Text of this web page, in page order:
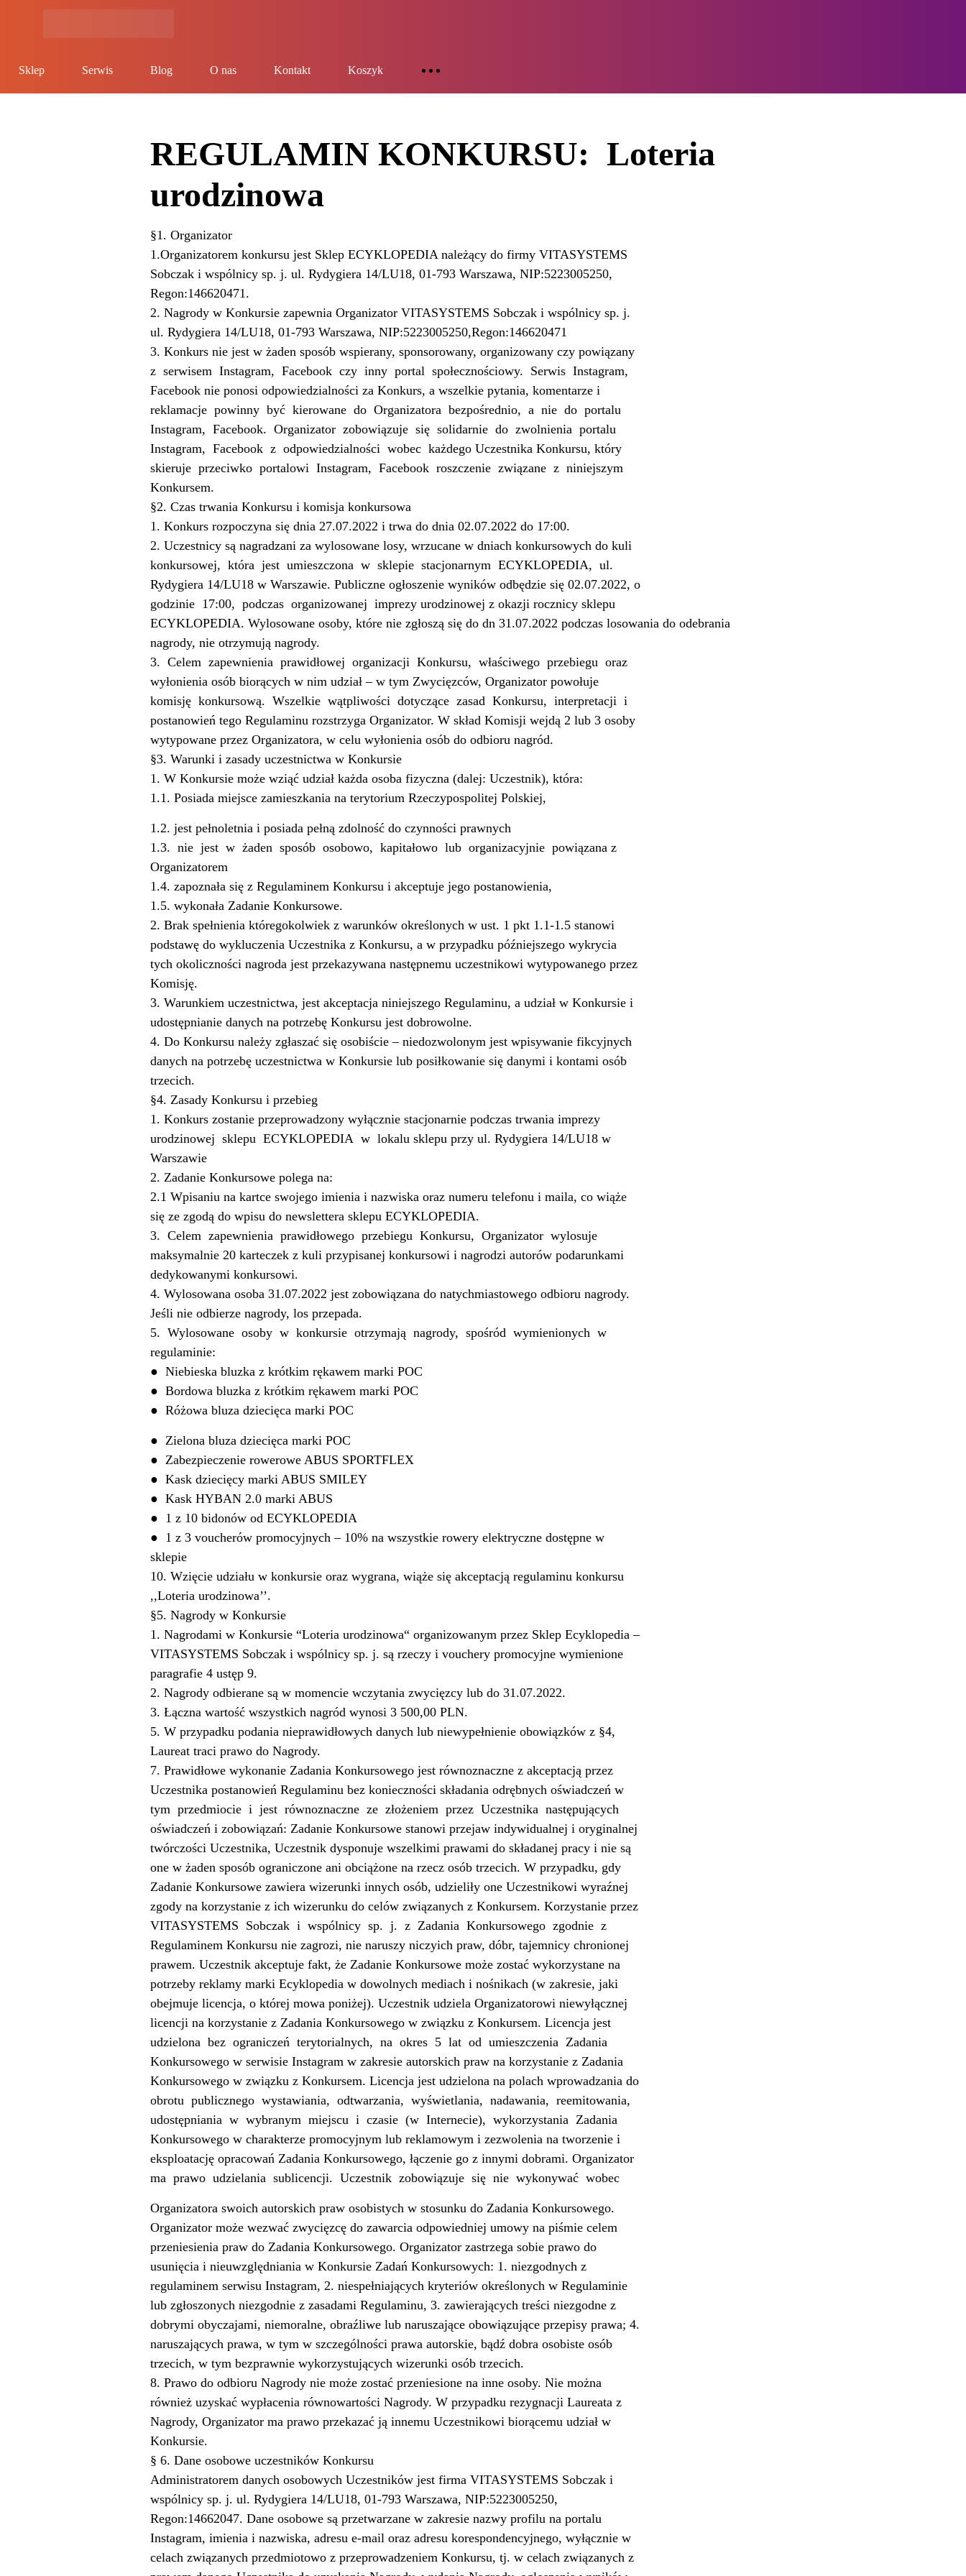
Sklep Serwis Blog O nas Kontakt Koszyk
REGULAMIN KONKURSU: Loteria
urodzinowa
§1. Organizator
1.Organizatorem konkursu jest Sklep ECYKLOPEDIA należący do firmy VITASYSTEMS
Sobczak i wspólnicy sp. j. ul. Rydygiera 14/LU18, 01-793 Warszawa, NIP:5223005250,
Regon:146620471.
2. Nagrody w Konkursie zapewnia Organizator VITASYSTEMS Sobczak i wspólnicy sp. j.
ul. Rydygiera 14/LU18, 01-793 Warszawa, NIP:5223005250,Regon:146620471
3. Konkurs nie jest w żaden sposób wspierany, sponsorowany, organizowany czy powiązany
z serwisem Instagram, Facebook czy inny portal społecznościowy. Serwis Instagram,
Facebook nie ponosi odpowiedzialności za Konkurs, a wszelkie pytania, komentarze i
reklamacje powinny być kierowane do Organizatora bezpośrednio, a nie do portalu
Instagram, Facebook. Organizator zobowiązuje się solidarnie do zwolnienia portalu
Instagram, Facebook z odpowiedzialności wobec każdego Uczestnika Konkursu, który
skieruje przeciwko portalowi Instagram, Facebook roszczenie związane z niniejszym
Konkursem.
§2. Czas trwania Konkursu i komisja konkursowa
1. Konkurs rozpoczyna się dnia 27.07.2022 i trwa do dnia 02.07.2022 do 17:00.
2. Uczestnicy są nagradzani za wylosowane losy, wrzucane w dniach konkursowych do kuli
konkursowej, która jest umieszczona w sklepie stacjonarnym ECYKLOPEDIA, ul.
Rydygiera 14/LU18 w Warszawie. Publiczne ogłoszenie wyników odbędzie się 02.07.2022, o
godzinie 17:00, podczas organizowanej imprezy urodzinowej z okazji rocznicy sklepu
ECYKLOPEDIA. Wylosowane osoby, które nie zgłoszą się do dn 31.07.2022 podczas losowania do odebrania
nagrody, nie otrzymują nagrody.
3. Celem zapewnienia prawidłowej organizacji Konkursu, właściwego przebiegu oraz
wyłonienia osób biorących w nim udział – w tym Zwycięzców, Organizator powołuje
komisję konkursową. Wszelkie wątpliwości dotyczące zasad Konkursu, interpretacji i
postanowień tego Regulaminu rozstrzyga Organizator. W skład Komisji wejdą 2 lub 3 osoby
wytypowane przez Organizatora, w celu wyłonienia osób do odbioru nagród.
§3. Warunki i zasady uczestnictwa w Konkursie
1. W Konkursie może wziąć udział każda osoba fizyczna (dalej: Uczestnik), która:
1.1. Posiada miejsce zamieszkania na terytorium Rzeczypospolitej Polskiej,
1.2. jest pełnoletnia i posiada pełną zdolność do czynności prawnych
1.3. nie jest w żaden sposób osobowo, kapitałowo lub organizacyjnie powiązana z
Organizatorem
1.4. zapoznała się z Regulaminem Konkursu i akceptuje jego postanowienia,
1.5. wykonała Zadanie Konkursowe.
2. Brak spełnienia któregokolwiek z warunków określonych w ust. 1 pkt 1.1-1.5 stanowi
podstawę do wykluczenia Uczestnika z Konkursu, a w przypadku późniejszego wykrycia
tych okoliczności nagroda jest przekazywana następnemu uczestnikowi wytypowanego przez
Komisję.
3. Warunkiem uczestnictwa, jest akceptacja niniejszego Regulaminu, a udział w Konkursie i
udostępnianie danych na potrzebę Konkursu jest dobrowolne.
4. Do Konkursu należy zgłaszać się osobiście – niedozwolonym jest wpisywanie fikcyjnych
danych na potrzebę uczestnictwa w Konkursie lub posiłkowanie się danymi i kontami osób
trzecich.
§4. Zasady Konkursu i przebieg
1. Konkurs zostanie przeprowadzony wyłącznie stacjonarnie podczas trwania imprezy
urodzinowej sklepu ECYKLOPEDIA w lokalu sklepu przy ul. Rydygiera 14/LU18 w
Warszawie
2. Zadanie Konkursowe polega na:
2.1 Wpisaniu na kartce swojego imienia i nazwiska oraz numeru telefonu i maila, co wiąże
się ze zgodą do wpisu do newslettera sklepu ECYKLOPEDIA.
3. Celem zapewnienia prawidłowego przebiegu Konkursu, Organizator wylosuje
maksymalnie 20 karteczek z kuli przypisanej konkursowi i nagrodzi autorów podarunkami
dedykowanymi konkursowi.
4. Wylosowana osoba 31.07.2022 jest zobowiązana do natychmiastowego odbioru nagrody.
Jeśli nie odbierze nagrody, los przepada.
5. Wylosowane osoby w konkursie otrzymają nagrody, spośród wymienionych w
regulaminie:
● Niebieska bluzka z krótkim rękawem marki POC
● Bordowa bluzka z krótkim rękawem marki POC
● Różowa bluza dziecięca marki POC
● Zielona bluza dziecięca marki POC
● Zabezpieczenie rowerowe ABUS SPORTFLEX
● Kask dziecięcy marki ABUS SMILEY
● Kask HYBAN 2.0 marki ABUS
● 1 z 10 bidonów od ECYKLOPEDIA
● 1 z 3 voucherów promocyjnych – 10% na wszystkie rowery elektryczne dostępne w
sklepie
10. Wzięcie udziału w konkursie oraz wygrana, wiąże się akceptacją regulaminu konkursu
,,Loteria urodzinowa’’.
§5. Nagrody w Konkursie
1. Nagrodami w Konkursie “Loteria urodzinowa“ organizowanym przez Sklep Ecyklopedia –
VITASYSTEMS Sobczak i wspólnicy sp. j. są rzeczy i vouchery promocyjne wymienione
paragrafie 4 ustęp 9.
2. Nagrody odbierane są w momencie wczytania zwycięzcy lub do 31.07.2022.
3. Łączna wartość wszystkich nagród wynosi 3 500,00 PLN.
5. W przypadku podania nieprawidłowych danych lub niewypełnienie obowiązków z §4,
Laureat traci prawo do Nagrody.
7. Prawidłowe wykonanie Zadania Konkursowego jest równoznaczne z akceptacją przez
Uczestnika postanowień Regulaminu bez konieczności składania odrębnych oświadczeń w
tym przedmiocie i jest równoznaczne ze złożeniem przez Uczestnika następujących
oświadczeń i zobowiązań: Zadanie Konkursowe stanowi przejaw indywidualnej i oryginalnej
twórczości Uczestnika, Uczestnik dysponuje wszelkimi prawami do składanej pracy i nie są
one w żaden sposób ograniczone ani obciążone na rzecz osób trzecich. W przypadku, gdy
Zadanie Konkursowe zawiera wizerunki innych osób, udzieliły one Uczestnikowi wyraźnej
zgody na korzystanie z ich wizerunku do celów związanych z Konkursem. Korzystanie przez
VITASYSTEMS Sobczak i wspólnicy sp. j. z Zadania Konkursowego zgodnie z
Regulaminem Konkursu nie zagrozi, nie naruszy niczyich praw, dóbr, tajemnicy chronionej
prawem. Uczestnik akceptuje fakt, że Zadanie Konkursowe może zostać wykorzystane na
potrzeby reklamy marki Ecyklopedia w dowolnych mediach i nośnikach (w zakresie, jaki
obejmuje licencja, o której mowa poniżej). Uczestnik udziela Organizatorowi niewyłącznej
licencji na korzystanie z Zadania Konkursowego w związku z Konkursem. Licencja jest
udzielona bez ograniczeń terytorialnych, na okres 5 lat od umieszczenia Zadania
Konkursowego w serwisie Instagram w zakresie autorskich praw na korzystanie z Zadania
Konkursowego w związku z Konkursem. Licencja jest udzielona na polach wprowadzania do
obrotu publicznego wystawiania, odtwarzania, wyświetlania, nadawania, reemitowania,
udostępniania w wybranym miejscu i czasie (w Internecie), wykorzystania Zadania
Konkursowego w charakterze promocyjnym lub reklamowym i zezwolenia na tworzenie i
eksploatację opracowań Zadania Konkursowego, łączenie go z innymi dobrami. Organizator
ma prawo udzielania sublicencji. Uczestnik zobowiązuje się nie wykonywać wobec
Organizatora swoich autorskich praw osobistych w stosunku do Zadania Konkursowego.
Organizator może wezwać zwycięzcę do zawarcia odpowiedniej umowy na piśmie celem
przeniesienia praw do Zadania Konkursowego. Organizator zastrzega sobie prawo do
usunięcia i nieuwzględniania w Konkursie Zadań Konkursowych: 1. niezgodnych z
regulaminem serwisu Instagram, 2. niespełniających kryteriów określonych w Regulaminie
lub zgłoszonych niezgodnie z zasadami Regulaminu, 3. zawierających treści niezgodne z
dobrymi obyczajami, niemoralne, obraźliwe lub naruszające obowiązujące przepisy prawa; 4.
naruszających prawa, w tym w szczególności prawa autorskie, bądź dobra osobiste osób
trzecich, w tym bezprawnie wykorzystujących wizerunki osób trzecich.
8. Prawo do odbioru Nagrody nie może zostać przeniesione na inne osoby. Nie można
również uzyskać wypłacenia równowartości Nagrody. W przypadku rezygnacji Laureata z
Nagrody, Organizator ma prawo przekazać ją innemu Uczestnikowi biorącemu udział w
Konkursie.
§ 6. Dane osobowe uczestników Konkursu
Administratorem danych osobowych Uczestników jest firma VITASYSTEMS Sobczak i
wspólnicy sp. j. ul. Rydygiera 14/LU18, 01-793 Warszawa, NIP:5223005250,
Regon:14662047. Dane osobowe są przetwarzane w zakresie nazwy profilu na portalu
Instagram, imienia i nazwiska, adresu e-mail oraz adresu korespondencyjnego, wyłącznie w
celach związanych przedmiotowo z przeprowadzeniem Konkursu, tj. w celach związanych z